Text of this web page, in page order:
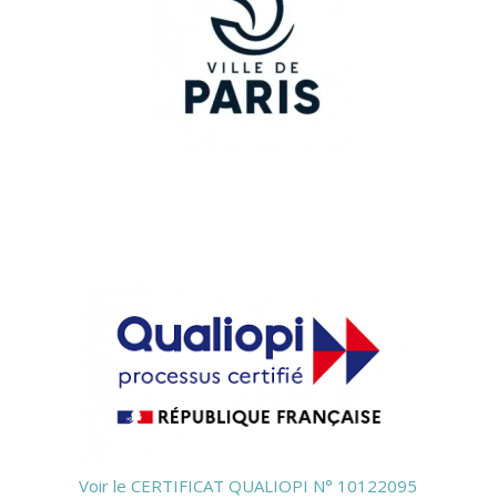
Voir le CERTIFICAT QUALIOPI N° 10122095